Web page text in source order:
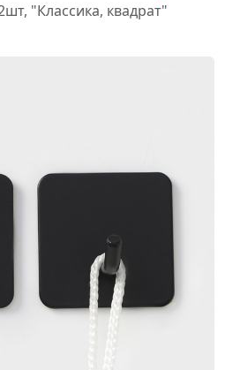
"Классика, квадрат"